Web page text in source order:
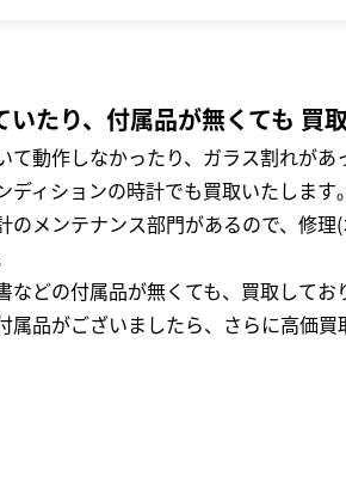
いたり、付属品が無くても 買
て動作しなかったり、ガラス割れがあ
ディションの時計でも買取いたします｡
のメンテナンス部門があるので、修
などの付属品が無くても、買取してお
属品がございましたら、さらに高価